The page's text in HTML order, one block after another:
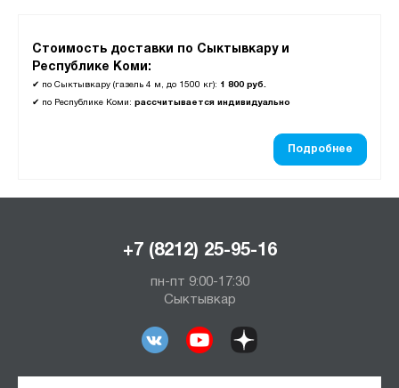
Стоимость доставки по Сыктывкару и
Республике Коми:
✔ по Сыктывкару (газель 4 м, до 1500 кг): 1 800 руб.
✔ по Республике Коми: рассчитывается индивидуально
Подробнее
+7 (8212) 25-95-16
пн-пт 9:00-17:30
Сыктывкар